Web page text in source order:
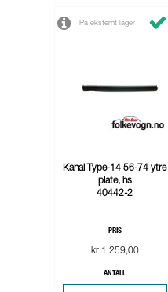
På eksternt lager
Kanal Type-14 56-74 ytre
plate, hs
40442-2
PRIS
kr 1 259,00
ANTALL